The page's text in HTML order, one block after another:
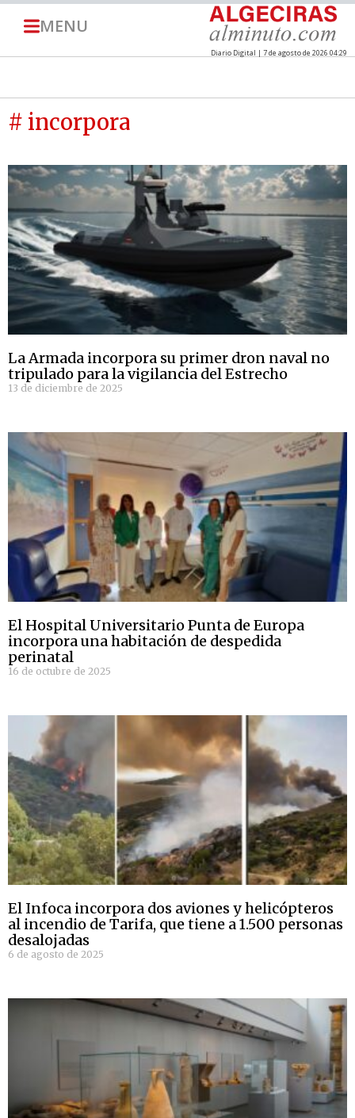
MENU
Diario Digital | 7 de agosto de 2026 04:29
# incorpora
La Armada incorpora su primer dron naval no
tripulado para la vigilancia del Estrecho
13 de diciembre de 2025
El Hospital Universitario Punta de Europa
incorpora una habitación de despedida
perinatal
16 de octubre de 2025
El Infoca incorpora dos aviones y helicópteros
al incendio de Tarifa, que tiene a 1.500 personas
desalojadas
6 de agosto de 2025